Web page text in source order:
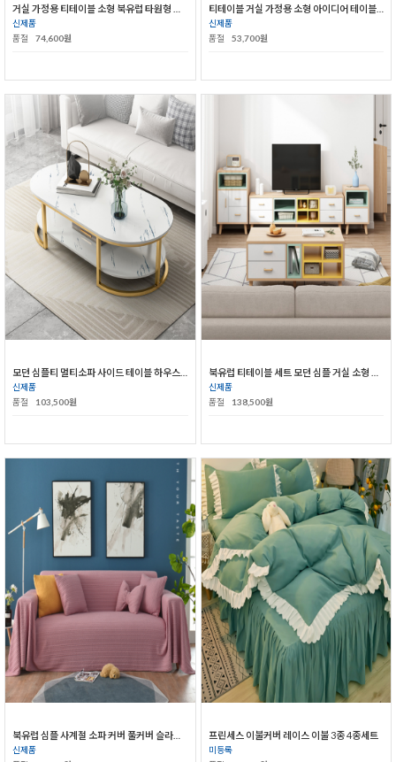
신제품
품절
74,600원
티테이블 거실 가정용 소형 아이디어 테이블 모던 심플 메쉬 레드 북유럽의 간이 미니 타원 테이블
신제품
품절
53,700원
신제품
품절
103,500원
신제품
품절
138,500원
신제품
프린세스 이불커버 레이스 이불 3종 4종세트
미등록